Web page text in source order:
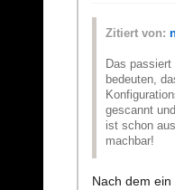
Zitiert von:
Das
bedeuten,
gescannt
ist schon
machbar!
Nach dem ein